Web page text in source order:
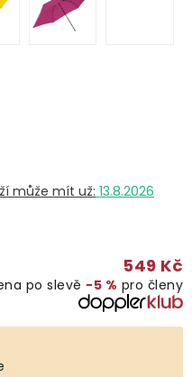
13.8.2026
549 Kč
po slevě −5 % pro členy